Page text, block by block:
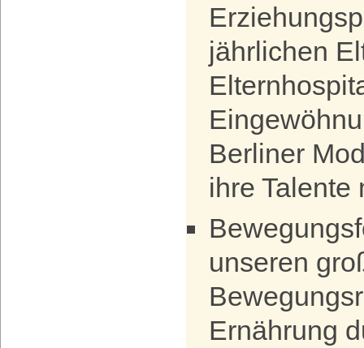
jährlichen
Berliner
ihre Talente
unseren
Ernährung